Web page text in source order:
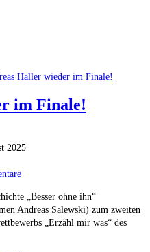
im Finale!
2025
„Besser ohne ihn“
Andreas Salewski) zum zweiten
„Erzähl mir was“ des